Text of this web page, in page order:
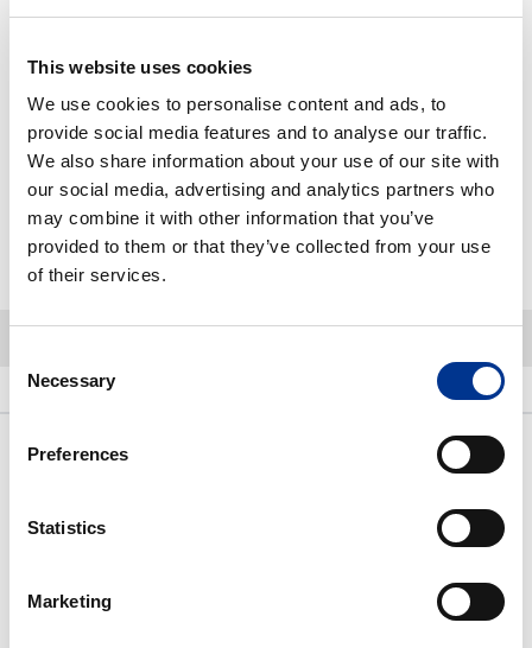
This website uses cookies
We use cookies to personalise content and ads, to
provide social media features and to analyse our traffic.
We also share information about your use of our site with
our social media, advertising and analytics partners who
may combine it with other information that you’ve
provided to them or that they’ve collected from your use
of their services.
Selection
Necessary
Preferences
Statistics
Marketing
Pienin mahdollinen tilausmäärä:1 KPL
Tuotteen myyntierä: 6 KPL
Kun tilaat tuotteita yli määritellyn myyntierän, pyöristetään määrä aina
seuraavaan täyteen myyntierään
- + Lisää ostoskoriin
Kuvaus
Hajusteeton ja väriaineeton suihkusaippua, jonka koostumus on
100 % biohajoava. Miedosti pesevä ja kosteuttava koostumus
kuivattamatta. Kätevä pumppupullo helpottaa annostelua. Sopii